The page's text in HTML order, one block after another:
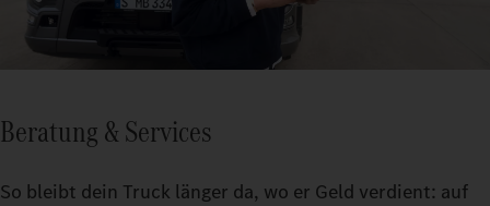
Beratung & Services
So bleibt dein Truck länger da, wo er Geld verdient: auf